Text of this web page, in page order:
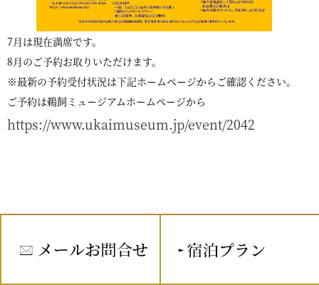
7月は現在満席です。
8月のご予約お取りいただけます。
※最新の予約受付状況は下記ホームページからご確認ください。
ご予約は鵜飼ミュージアムホームページから
https://www.ukaimuseum.jp/event/2042